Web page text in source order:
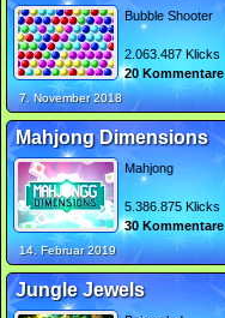
Bubble Shooter
2.063.487 Klicks
20 Kommentare
7. November 2018
Mahjong Dimensions
Mahjong
5.386.875 Klicks
30 Kommentare
14. Februar 2019
Jungle Jewels